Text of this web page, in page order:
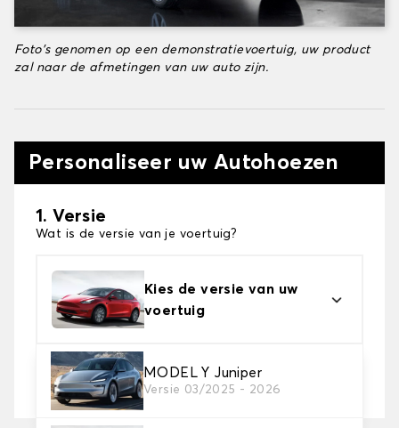
Foto's genomen op een demonstratievoertuig, uw product
zal naar de afmetingen van uw auto zijn.
Personaliseer uw Autohoezen
1. Versie
Wat is de versie van je voertuig?
Kies de versie van uw
voertuig
MODEL Y Juniper
Versie 03/2025 - 2026
2. Beschermingsniveau
Kies de juiste beschermhoes voor uw behoeftes